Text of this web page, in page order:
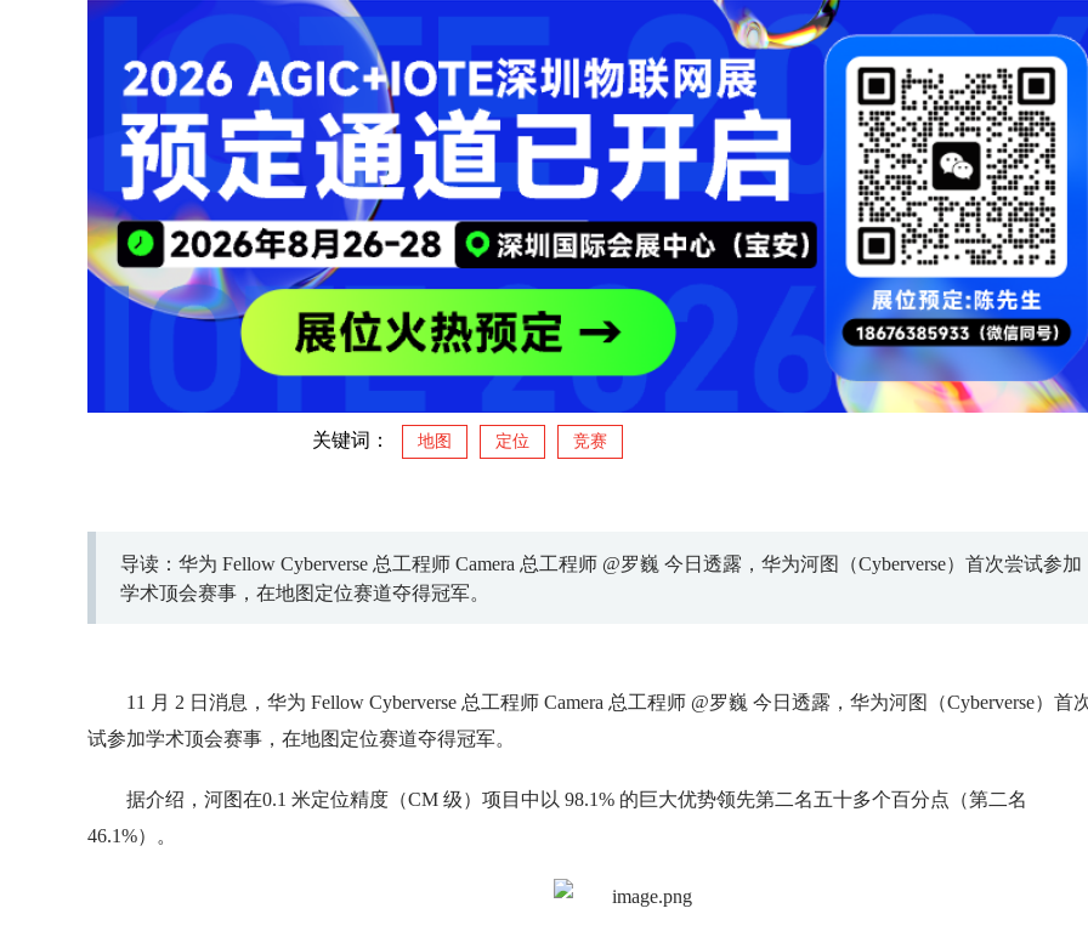
关键词： 地图 定位 竞赛
导读：华为 Fellow Cyberverse 总工程师 Camera 总工程师 @罗巍 今日透露，华为河图（Cyberverse）首次尝试参加
学术顶会赛事，在地图定位赛道夺得冠军。
11 月 2 日消息，华为 Fellow Cyberverse 总工程师 Camera 总工程师 @罗巍 今日透露，华为河图（Cyberverse）首
试参加学术顶会赛事，在地图定位赛道夺得冠军。
据介绍，河图在0.1 米定位精度（CM 级）项目中以 98.1% 的巨大优势领先第二名五十多个百分点（第二名
46.1%）。